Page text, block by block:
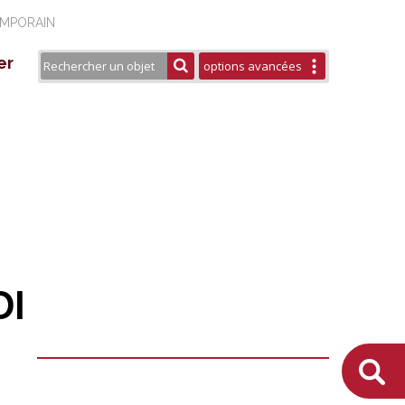
options avancées